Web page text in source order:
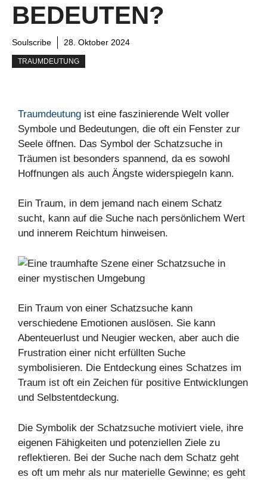
BEDEUTEN?
Soulscribe 28. Oktober 2024
TRAUMDEUTUNG
Traumdeutung ist eine faszinierende Welt voller
Symbole und Bedeutungen, die oft ein Fenster zur
Seele öffnen. Das Symbol der Schatzsuche in
Träumen ist besonders spannend, da es sowohl
Hoffnungen als auch Ängste widerspiegeln kann.
Ein Traum, in dem jemand nach einem Schatz
sucht, kann auf die Suche nach persönlichem Wert
und innerem Reichtum hinweisen.
Ein Traum von einer Schatzsuche kann
verschiedene Emotionen auslösen. Sie kann
Abenteuerlust und Neugier wecken, aber auch die
Frustration einer nicht erfüllten Suche
symbolisieren. Die Entdeckung eines Schatzes im
Traum ist oft ein Zeichen für positive Entwicklungen
und Selbstentdeckung.
Die Symbolik der Schatzsuche motiviert viele, ihre
eigenen Fähigkeiten und potenziellen Ziele zu
reflektieren. Bei der Suche nach dem Schatz geht
es oft um mehr als nur materielle Gewinne; es geht